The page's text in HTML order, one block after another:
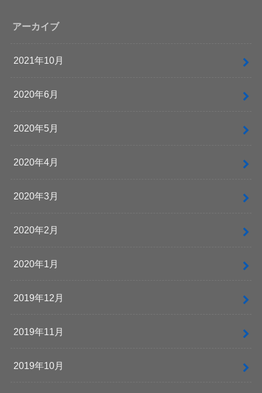
アーカイブ
2021年10月
2020年6月
2020年5月
2020年4月
2020年3月
2020年2月
2020年1月
2019年12月
2019年11月
2019年10月